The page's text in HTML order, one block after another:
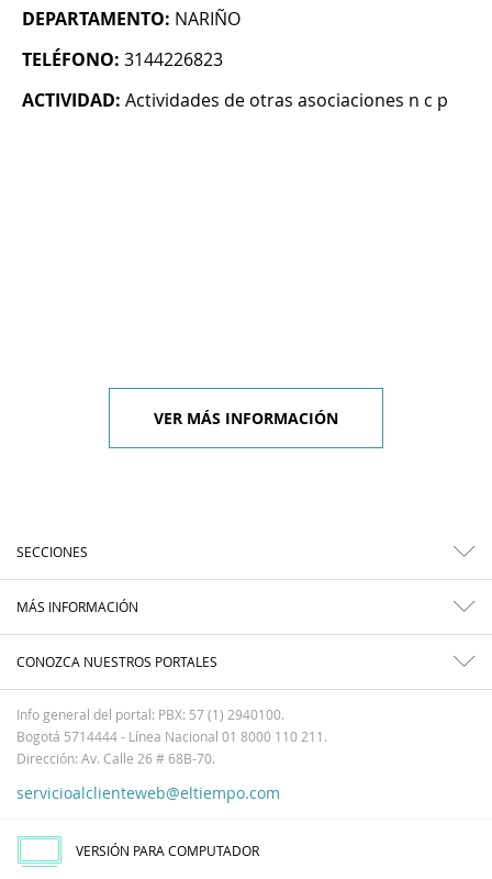
DEPARTAMENTO: NARIÑO
TELÉFONO: 3144226823
ACTIVIDAD: Actividades de otras asociaciones n c p
VER MÁS INFORMACIÓN
SECCIONES
MÁS INFORMACIÓN
CONOZCA NUESTROS PORTALES
Info general del portal: PBX: 57 (1) 2940100.
Bogotá 5714444 - Línea Nacional 01 8000 110 211.
Dirección: Av. Calle 26 # 68B-70.
servicioalclienteweb@eltiempo.com
VERSIÓN PARA COMPUTADOR